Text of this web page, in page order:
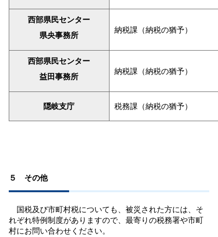
西部県民センター
県央事務所
納税課（納税の猶予）
西部県民センター
益田事務所
納税課（納税の猶予）
隠岐支庁 税務課（納税の猶予）
５ その他
国税及び市町村税についても、被災された方には、そ
れぞれ特例制度がありますので、最寄りの税務署や市町
村にお問い合わせください。